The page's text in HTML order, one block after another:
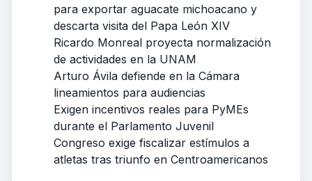
para exportar aguacate michoacano y
descarta visita del Papa León XIV
Ricardo Monreal proyecta normalización
de actividades en la UNAM
Arturo Ávila defiende en la Cámara
lineamientos para audiencias
Exigen incentivos reales para PyMEs
durante el Parlamento Juvenil
Congreso exige fiscalizar estímulos a
atletas tras triunfo en Centroamericanos